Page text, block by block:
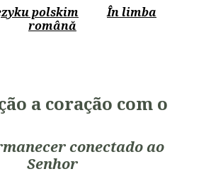
polskim
În limba
română
a coração com o
conectado ao
Senhor